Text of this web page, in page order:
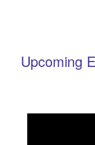
Upcoming